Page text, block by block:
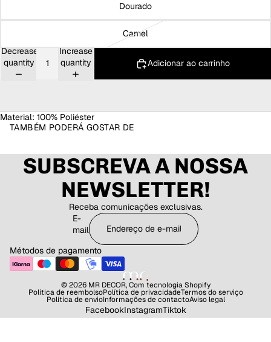
Dourado
Camel
Decrease
quantity
Increase
quantity
Adicionar ao carrinho
Material: 100% Poliéster
TAMBÉM PODERÁ GOSTAR DE
SUBSCREVA A NOSSA
NEWSLETTER!
Receba comunicações exclusivas.
E-
mail
Métodos de pagamento
© 2026 MR DECOR,Com tecnologia Shopify
Política de reembolsoPolítica de privacidadeTermos do serviço
Política de envioInformações de contactoAviso legal
FacebookInstagramTiktok